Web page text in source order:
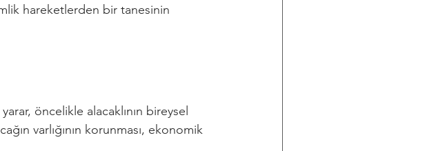
hareketlerden bir tanesinin
öncelikle alacaklının bireysel
varlığının korunması, ekonomik